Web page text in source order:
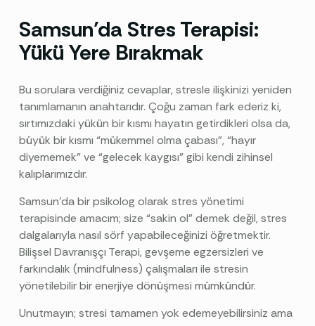
Samsun’da Stres Terapisi:
Yükü Yere Bırakmak
Bu sorulara verdiğiniz cevaplar, stresle ilişkinizi yeniden
tanımlamanın anahtarıdır. Çoğu zaman fark ederiz ki,
sırtımızdaki yükün bir kısmı hayatın getirdikleri olsa da,
büyük bir kısmı “mükemmel olma çabası”, “hayır
diyememek” ve “gelecek kaygısı” gibi kendi zihinsel
kalıplarımızdır.
Samsun’da bir psikolog olarak stres yönetimi
terapisinde amacım; size “sakin ol” demek değil, stres
dalgalarıyla nasıl sörf yapabileceğinizi öğretmektir.
Bilişsel Davranışçı Terapi, gevşeme egzersizleri ve
farkındalık (mindfulness) çalışmaları ile stresin
yönetilebilir bir enerjiye dönüşmesi mümkündür.
Unutmayın; stresi tamamen yok edemeyebilirsiniz ama